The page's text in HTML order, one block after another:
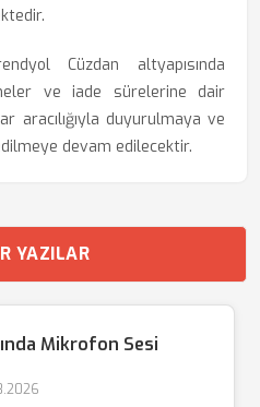
Cüzdan altyapısında
ve iade sürelerine dair
aracılığıyla duyurulmaya ve
devam edilecektir.
YAZILAR
Mikrofon Sesi